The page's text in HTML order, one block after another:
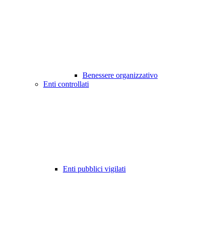
Benessere organizzativo
Enti controllati
Enti pubblici vigilati